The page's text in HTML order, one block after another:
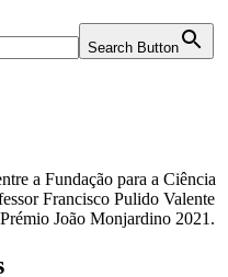
Search Button
a Fundação para a Ciência
Francisco Pulido Valente
João Monjardino 2021.